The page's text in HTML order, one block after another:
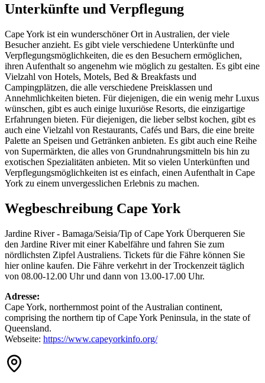
Unterkünfte und Verpflegung
Cape York ist ein wunderschöner Ort in Australien, der viele
Besucher anzieht. Es gibt viele verschiedene Unterkünfte und
Verpflegungsmöglichkeiten, die es den Besuchern ermöglichen,
ihren Aufenthalt so angenehm wie möglich zu gestalten. Es gibt eine
Vielzahl von Hotels, Motels, Bed & Breakfasts und
Campingplätzen, die alle verschiedene Preisklassen und
Annehmlichkeiten bieten. Für diejenigen, die ein wenig mehr Luxus
wünschen, gibt es auch einige luxuriöse Resorts, die einzigartige
Erfahrungen bieten. Für diejenigen, die lieber selbst kochen, gibt es
auch eine Vielzahl von Restaurants, Cafés und Bars, die eine breite
Palette an Speisen und Getränken anbieten. Es gibt auch eine Reihe
von Supermärkten, die alles von Grundnahrungsmitteln bis hin zu
exotischen Spezialitäten anbieten. Mit so vielen Unterkünften und
Verpflegungsmöglichkeiten ist es einfach, einen Aufenthalt in Cape
York zu einem unvergesslichen Erlebnis zu machen.
Wegbeschreibung Cape York
Jardine River - Bamaga/Seisia/Tip of Cape York Überqueren Sie
den Jardine River mit einer Kabelfähre und fahren Sie zum
nördlichsten Zipfel Australiens. Tickets für die Fähre können Sie
hier online kaufen. Die Fähre verkehrt in der Trockenzeit täglich
von 08.00-12.00 Uhr und dann von 13.00-17.00 Uhr.
Adresse:
Cape York, northernmost point of the Australian continent,
comprising the northern tip of Cape York Peninsula, in the state of
Queensland.
Webseite: https://www.capeyorkinfo.org/